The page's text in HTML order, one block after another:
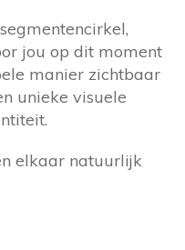
jou op dit moment
manier zichtbaar
unieke visuele
elkaar natuurlijk